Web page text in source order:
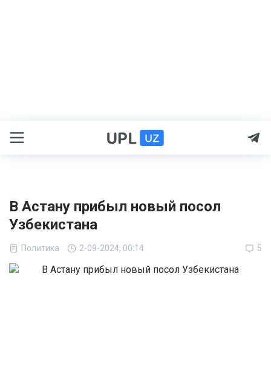
В Астану прибыл новый посол
Узбекистана
Политика 2-09-2024, 00:14 5